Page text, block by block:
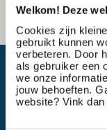
Welkom! Deze
Cookies zijn
gebruikt kunnen
verbeteren. Door
als gebruiker een
we onze
jouw behoeften.
website? Vink
Wat is mijn